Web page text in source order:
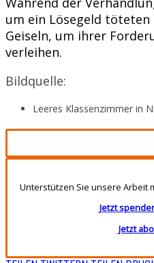
um ein Lösegeld
Geiseln, um ihrer
verleihen.
Bildquelle:
Leeres Klassenzimmer in
Unterstützen Sie unsere Arbeit
Jetzt
Jetzt